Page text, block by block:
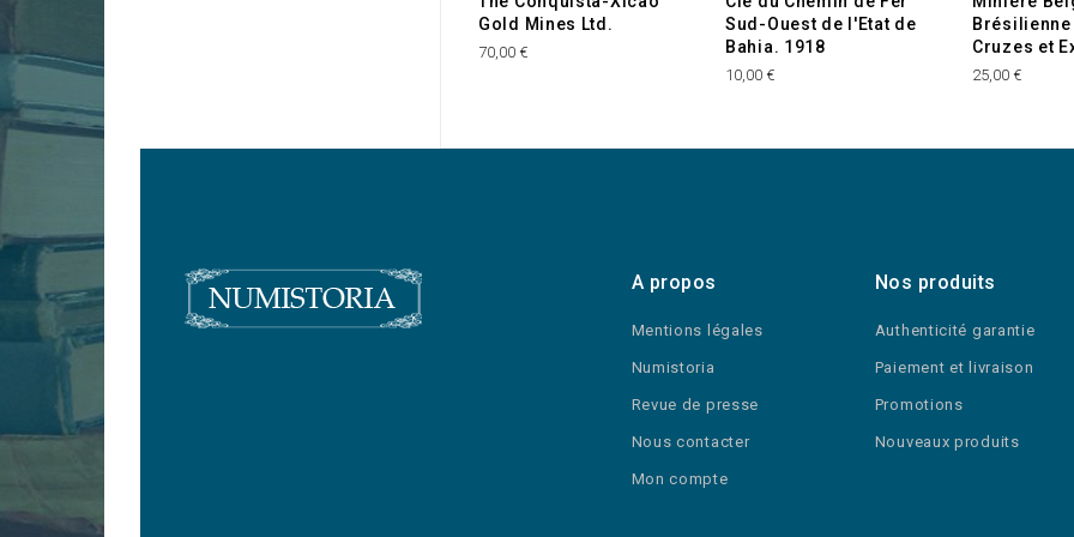
Gold Mines Ltd.
70,00 €
Sud-Ouest de l'Etat de
Bahia. 1918
10,00 €
Cruzes et
25,00 €
A propos
Mentions légales
Numistoria
Revue de presse
Nous contacter
Mon compte
Nos produits
Authenticité garantie
Paiement et livraison
Promotions
Nouveaux produits